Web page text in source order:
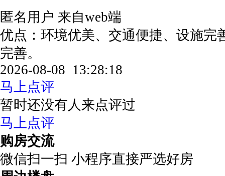
匿名用户 来自web端
优点：环境优美、交通便捷、设施
完善。
2026-08-08 13:28:18
马上点评
暂时还没有人来点评过
马上点评
购房交流
微信扫一扫 小程序直接严选好房